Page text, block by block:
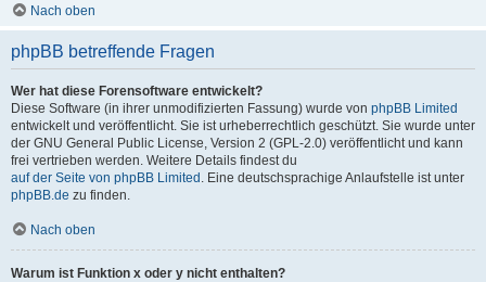
Nach oben
phpBB betreffende Fragen
Wer hat diese Forensoftware entwickelt?
Diese Software (in ihrer unmodifizierten Fassung) wurde von phpBB Limited
entwickelt und veröffentlicht. Sie ist urheberrechtlich geschützt. Sie wurde unter
der GNU General Public License, Version 2 (GPL-2.0) veröffentlicht und kann
frei vertrieben werden. Weitere Details findest du
auf der Seite von phpBB Limited . Eine deutschsprachige Anlaufstelle ist unter
phpBB.de zu finden.
Nach oben
Warum ist Funktion x oder y nicht enthalten?